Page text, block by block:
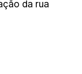
da rua